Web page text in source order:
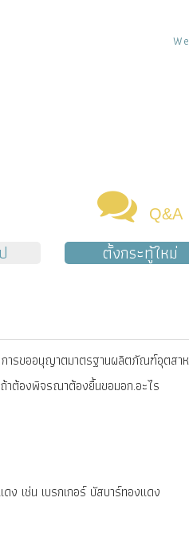
Q&A
ตั้งกระทู้ใหม่
ารขออนุญาตมาตรฐานผลิตภัณฑ์อุตสา
าต้องพิจรณาต้องยื้นขอมอก.อะไร
ง เช่น เบรกเกอร์ บัสบาร์ทองแดง